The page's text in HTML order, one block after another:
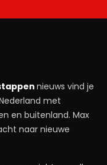
nieuws vind je
met
en buitenland. Max
naar nieuwe